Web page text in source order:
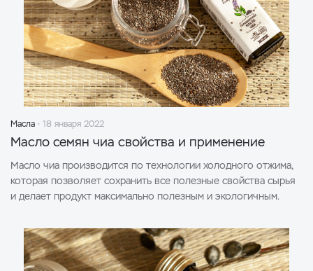
Масла 18 января 2022
Масло семян чиа свойства и применение
Масло чиа производится по технологии холодного отжима,
которая позволяет сохранить все полезные свойства сырья
и делает продукт максимально полезным и экологичным.